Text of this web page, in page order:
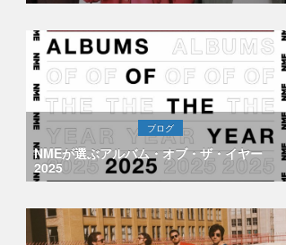
ブログ
NMEが選ぶアルバム・オブ・ザ・イヤー
2025